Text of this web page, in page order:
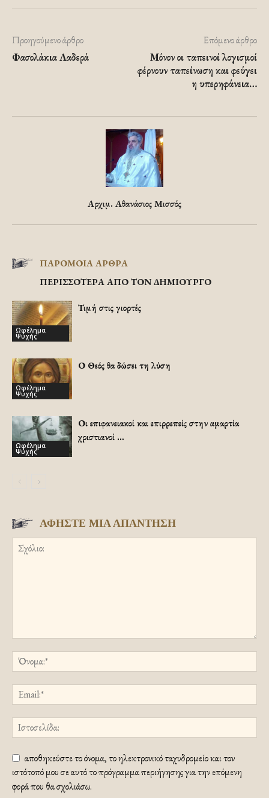
Προηγούμενο άρθρο
Φασολάκια Λαδερά
Επόμενο άρθρο
Μόνον οι ταπεινοί λογισμοί
φέρνουν ταπείνωση και φεύγει
η υπερηφάνεια…
Αρχιμ. Αθανάσιος Μισσός
ΠΑΡΟΜΟΙΑ ΑΡΘΡΑ
ΠΕΡΙΣΣΟΤΕΡΑ ΑΠΟ ΤΟΝ ΔΗΜΙΟΥΡΓΟ
Ωφέλημα
Ψυχής
Τιμή στις γιορτές
Ωφέλημα
Ψυχής
Ο Θεός θα δώσει τη λύση
Ωφέλημα
Ψυχής
Οι επιφανειακοί και επιρρεπείς στην αμαρτία
χριστιανοί …
ΑΦΗΣΤΕ ΜΙΑ ΑΠΑΝΤΗΣΗ
αποθηκεύστε το όνομα, το ηλεκτρονικό ταχυδρομείο και τον
ιστότοπό μου σε αυτό το πρόγραμμα περιήγησης για την επόμενη
φορά που θα σχολιάσω.